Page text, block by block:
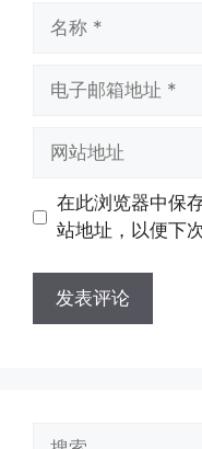
址
址
在此浏览器中保
站地址，以便下